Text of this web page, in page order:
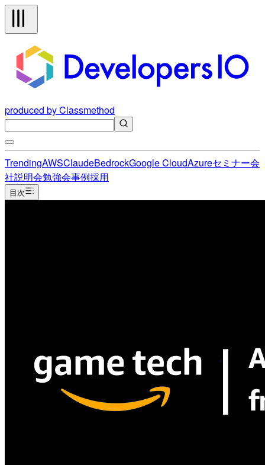
produced by Classmethod
TrendingAWSClaudeBedrockGoogle CloudAzureセミナー会
社説明会勉強会事例採用
目次